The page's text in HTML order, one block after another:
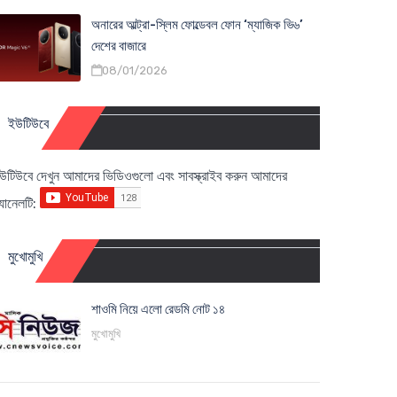
অনারের আল্ট্রা-স্লিম ফোল্ডেবল ফোন ‘ম্যাজিক ভি৬’
দেশের বাজারে
08/01/2026
ইউটিউবে
দেখুন আমাদের ভিডিওগুলো এবং সাবস্ক্রাইব করুন আমাদের
মুখোমুখি
শাওমি নিয়ে এলো রেডমি নোট ১৪
মুখোমুখি